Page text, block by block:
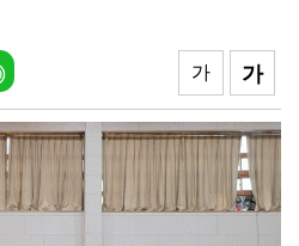
총 14곳 거점 확대
인재" 300만 원 장...
…우원식 등 3회 강연
인 전용' 개편
현장점검 총력
가
가